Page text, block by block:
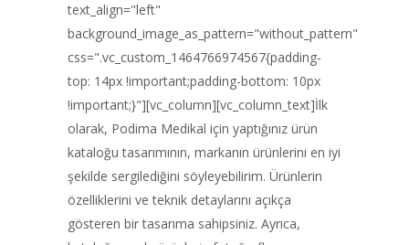
text_align="left"
background_image_as_pattern="without_pattern"
css=".vc_custom_1464766974567{padding-
top: 14px !important;padding-bottom: 10px
!important;}"][vc_column][vc_column_text]İlk
olarak, Podima Medikal için yaptığınız ürün
kataloğu tasarımının, markanın ürünlerini en iyi
şekilde sergilediğini söyleyebilirim. Ürünlerin
özelliklerini ve teknik detaylarını açıkça
gösteren bir tasarıma sahipsiniz. Ayrıca,